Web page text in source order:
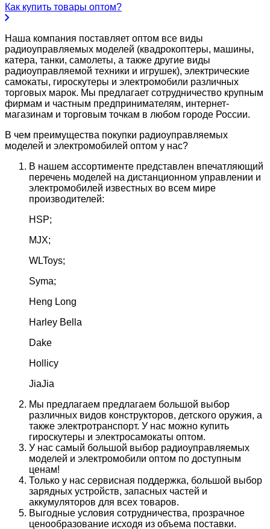
Как купить товары оптом?
Наша компания поставляет оптом все виды
радиоуправляемых моделей (квадрокоптеры, машины,
катера, танки, самолеты, а также другие виды
радиоуправляемой техники и игрушек), электрические
самокаты, гироскутеры и электромобили различных
торговых марок. Мы предлагает сотрудничество крупным
фирмам и частным предпринимателям, интернет-
магазинам и торговым точкам в любом городе России.
В чем преимущества покупки радиоуправляемых
моделей и электромобилей оптом у нас?
В нашем ассортименте представлен впечатляющий
перечень моделей на дистанционном управлении и
электромобилей известных во всем мире
производителей:
HSP;
MJX;
WLToys;
Syma;
Heng Long
Harley Bella
Dake
Hollicy
JiaJia
Мы предлагаем предлагаем большой выбор
различных видов конструкторов, детского оружия, а
также электротранспорт. У нас можно купить
гироскутеры и электросамокаты оптом.
У нас самый большой выбор радиоуправляемых
моделей и электромобили оптом по доступным
ценам!
Только у нас сервисная поддержка, большой выбор
зарядных устройств, запасных частей и
аккумуляторов для всех товаров.
Выгодные условия сотрудничества, прозрачное
ценообразование исходя из объема поставки.